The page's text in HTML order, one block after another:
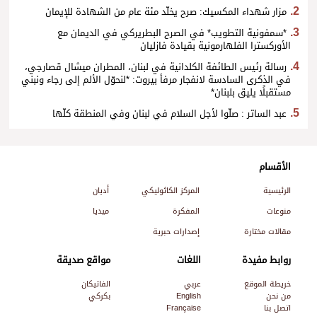
مزار شهداء المكسيك: صرح يخلّد مئة عام من الشهادة للإيمان
*سمفونية التطويب* في الصرح البطريركي في الديمان مع
الأوركسترا الفلهارمونية بقيادة فازليان
رسالة رئيس الطائفة الكلدانية في لبنان، المطران ميشال قصارجي،
في الذكرى السادسة لانفجار مرفأ بيروت: *لنحوّل الألم إلى رجاء ونبني
مستقبلًا يليق بلبنان*
عبد الساتر : صلّوا لأجل السلام في لبنان وفي المنطقة كلّها
الأقسام
الرئيسية المركز الكاثوليكي
أديان
منوعات
المفكرة
ميديا
مقالات مختارة
إصدارات حبرية
روابط مفيدة
خريطة الموقع
من نحن
اتصل بنا
اللغات
عربي
English
Française
مواقع صديقة
الفاتيكان
بكركي